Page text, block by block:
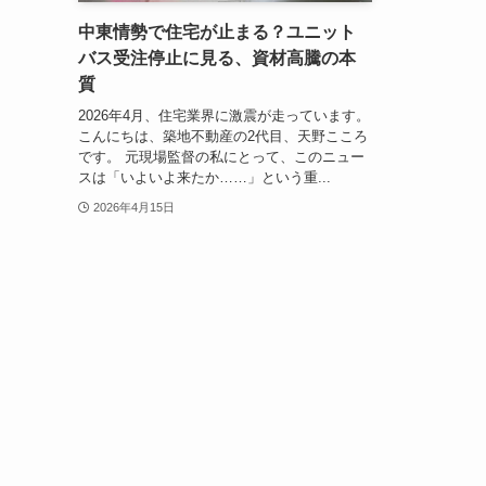
中東情勢で住宅が止まる？ユニット
バス受注停止に見る、資材高騰の本
質
2026年4月、住宅業界に激震が走っています。
こんにちは、築地不動産の2代目、天野こころ
です。 元現場監督の私にとって、このニュー
スは「いよいよ来たか……」という重...
2026年4月15日